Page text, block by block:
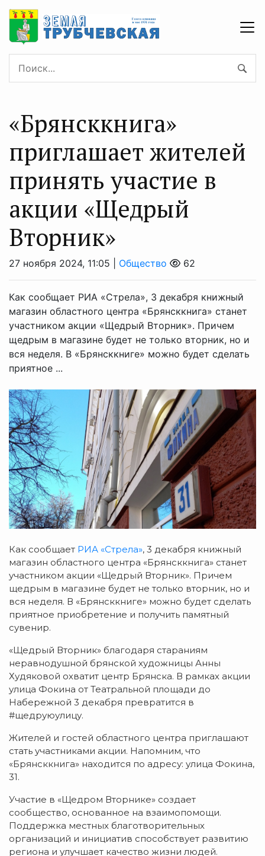
«Брянсккнига»
приглашает жителей
принять участие в
акции «Щедрый
Вторник»
27 ноября 2024, 11:05 | Общество 62
Как сообщает РИА «Стрела», 3 декабря книжный
магазин областного центра «Брянсккнига» станет
участником акции «Щедрый Вторник». Причем
щедрым в магазине будет не только вторник, но и
вся неделя. В «Брянсккниге» можно будет сделать
приятное ...
Как сообщает РИА «Стрела», 3 декабря книжный
магазин областного центра «Брянсккнига» станет
участником акции «Щедрый Вторник». Причем
щедрым в магазине будет не только вторник, но и
вся неделя. В «Брянсккниге» можно будет сделать
приятное приобретение и получить памятный
сувенир.
«Щедрый Вторник» благодаря стараниям
неравнодушной брянской художницы Анны
Худяковой охватит центр Брянска. В рамках акции
улица Фокина от Театральной площади до
Набережной 3 декабря превратится в
#щедруюулицу.
Жителей и гостей областного центра приглашают
стать участниками акции. Напомним, что
«Брянсккнига» находится по адресу: улица Фокина,
31.
Участие в «Щедром Вторнике» создает
сообщество, основанное на взаимопомощи.
Поддержка местных благотворительных
организаций и инициатив способствует развитию
региона и улучшает качество жизни людей.